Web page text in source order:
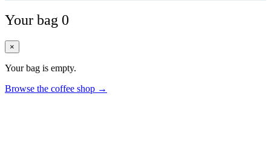
Your bag 0
×
Your bag is empty.
Browse the coffee shop →